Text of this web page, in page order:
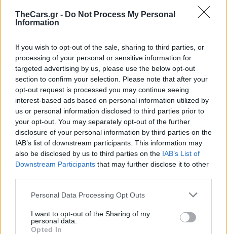
TheCars.gr - Do Not Process My Personal
Information
If you wish to opt-out of the sale, sharing to third parties, or
processing of your personal or sensitive information for
targeted advertising by us, please use the below opt-out
section to confirm your selection. Please note that after your
opt-out request is processed you may continue seeing
interest-based ads based on personal information utilized by
us or personal information disclosed to third parties prior to
your opt-out. You may separately opt-out of the further
disclosure of your personal information by third parties on the
IAB’s list of downstream participants. This information may
also be disclosed by us to third parties on the IAB’s List of
Downstream Participants that may further disclose it to other
Personal Data Processing Opt Outs
I want to opt-out of the Sharing of my
personal data.
Opted In
Δοκιμάζουμε το οικογενειακό
ηλεκτρικό Omoda 5